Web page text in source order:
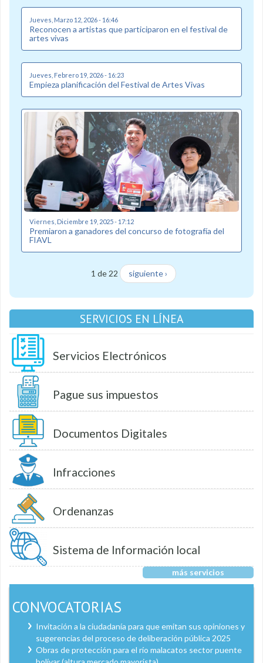
Jueves, Marzo 12, 2026 - 16:46
Reconocen a artistas que participaron en el festival de
artes vivas
Jueves, Febrero 19, 2026 - 16:23
Empieza planificación del Festival de Artes Vivas
Viernes, Diciembre 19, 2025 - 17:12
Premiaron a ganadores del concurso de fotografía del
FIAVL
1 de 22 siguiente ›
SERVICIOS EN LÍNEA
Servicios Electrónicos
Pague sus impuestos
Documentos Digitales
Infracciones
Ordenanzas
Sistema de Información local
más servicios
CONVOCATORIAS
Invitación a la ciudadanía para que emitan sus opiniones y
sugerencias del proceso de deliberación pública 2025
Obras de protección para el río malacatos sector puente